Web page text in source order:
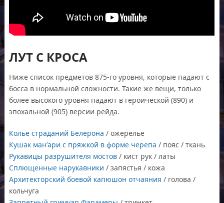
ЛУТ С КРОСА
Ниже список предметов 875-го уровня, которые падают с
босса в нормальной сложности. Такие же вещи, только
более высокого уровня падают в героической (890) и
эпохальной (905) версии рейда.
Колье страданий Белерона / ожерелье
Кушак ман’ари с пряжкой в форме черепа / пояс / ткань
Рукавицы разрушителя мостов / кист рук / латы
Сплющенные нарукавники / запястья / кожа
Архитекторский боевой капюшон отчаяния / голова /
кольчуга